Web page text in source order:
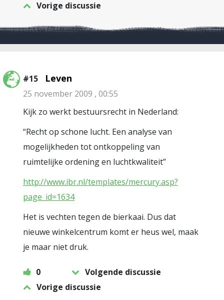
Vorige discussie
#15 Leven
25 november 2009 , 00:55
Kijk zo werkt bestuursrecht in Nederland:
“Recht op schone lucht. Een analyse van
mogelijkheden tot ontkoppeling van
ruimtelijke ordening en luchtkwaliteit”
http://www.ibr.nl/templates/mercury.asp?
page_id=1634
Het is vechten tegen de bierkaai. Dus dat
nieuwe winkelcentrum komt er heus wel, maak
je maar niet druk.
0
Volgende discussie
Vorige discussie